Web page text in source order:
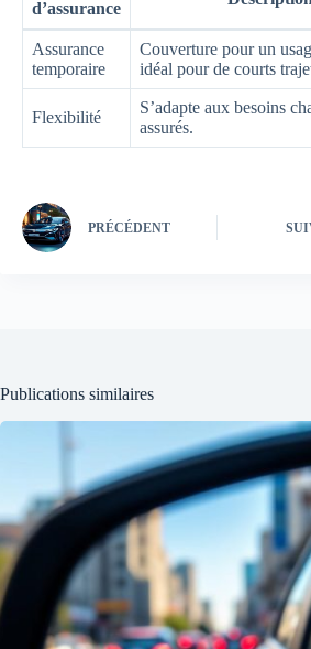
d’assurance
Assurance
temporaire
Couverture pour un
idéal pour de courts
Flexibilité
S’adapte aux besoins
assurés.
PRÉCÉDENT
Publications similaires